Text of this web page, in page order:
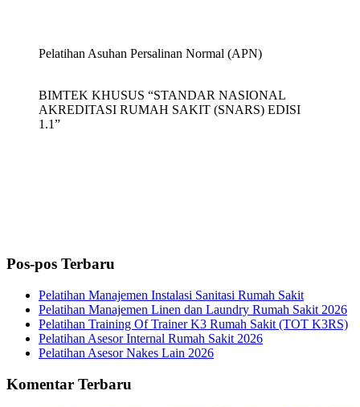
Pelatihan Asuhan Persalinan Normal (APN)
BIMTEK KHUSUS “STANDAR NASIONAL
AKREDITASI RUMAH SAKIT (SNARS) EDISI
1.1”
Pos-pos Terbaru
Pelatihan Manajemen Instalasi Sanitasi Rumah Sakit
Pelatihan Manajemen Linen dan Laundry Rumah Sakit 2026
Pelatihan Training Of Trainer K3 Rumah Sakit (TOT K3RS)
Pelatihan Asesor Internal Rumah Sakit 2026
Pelatihan Asesor Nakes Lain 2026
Komentar Terbaru